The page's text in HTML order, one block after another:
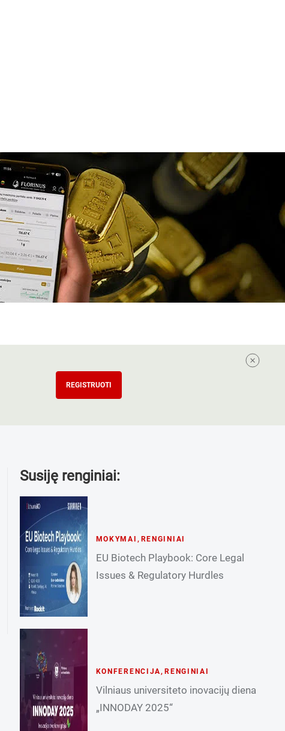
REGISTRUOTI
Susiję renginiai:
MOKYMAI , RENGINIAI
EU Biotech Playbook: Core Legal
Issues & Regulatory Hurdles
KONFERENCIJA, RENGINIAI
Vilniaus universiteto inovacijų diena
„INNODAY 2025“